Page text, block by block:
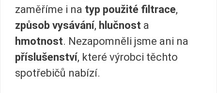
zaměříme i na typ použité filtrace,
způsob vysávání, hlučnost a
hmotnost. Nezapomněli jsme ani na
příslušenství, které výrobci těchto
spotřebičů nabízí.